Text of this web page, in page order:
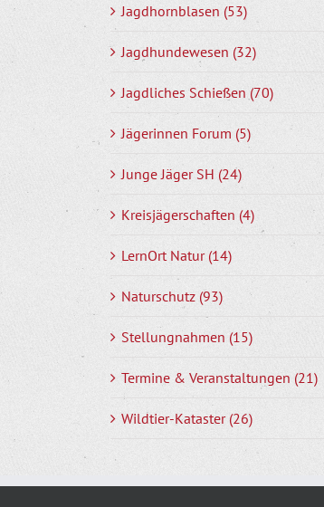
Jagdhornblasen (53)
Jagdhundewesen (32)
Jagdliches Schießen (70)
Jägerinnen Forum (5)
Junge Jäger SH (24)
Kreisjägerschaften (4)
LernOrt Natur (14)
Naturschutz (93)
Stellungnahmen (15)
Termine & Veranstaltungen (21)
Wildtier-Kataster (26)